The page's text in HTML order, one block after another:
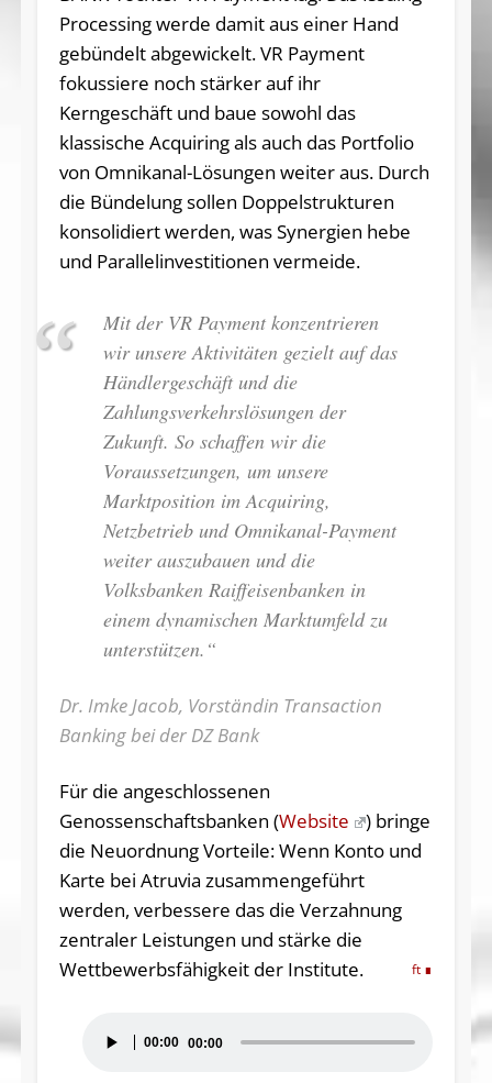
Processing werde damit aus einer Hand
gebündelt abgewickelt. VR Payment
fokussiere noch stärker auf ihr
Kerngeschäft und baue sowohl das
klassische Acquiring als auch das Portfolio
von Omnikanal-Lösungen weiter aus. Durch
die Bündelung sollen Doppelstrukturen
konsolidiert werden, was Synergien hebe
und Parallelinvestitionen vermeide.
Mit der VR Payment konzentrieren
wir unsere Aktivitäten gezielt auf das
Händlergeschäft und die
Zahlungsverkehrslösungen der
Zukunft. So schaffen wir die
Voraussetzungen, um unsere
Marktposition im Acquiring,
Netzbetrieb und Omnikanal-Payment
weiter auszubauen und die
Volksbanken Raiffeisenbanken in
einem dynamischen Marktumfeld zu
unterstützen.“
Dr. Imke Jacob, Vorständin Transaction
Banking bei der DZ Bank
Für die angeschlossenen
Genossenschaftsbanken (Website
) bringe
die Neuordnung Vorteile: Wenn Konto und
Karte bei Atruvia zusammengeführt
werden, verbessere das die Verzahnung
zentraler Leistungen und stärke die
Wettbewerbsfähigkeit der Institute.
ft
Player
00:00 00:00